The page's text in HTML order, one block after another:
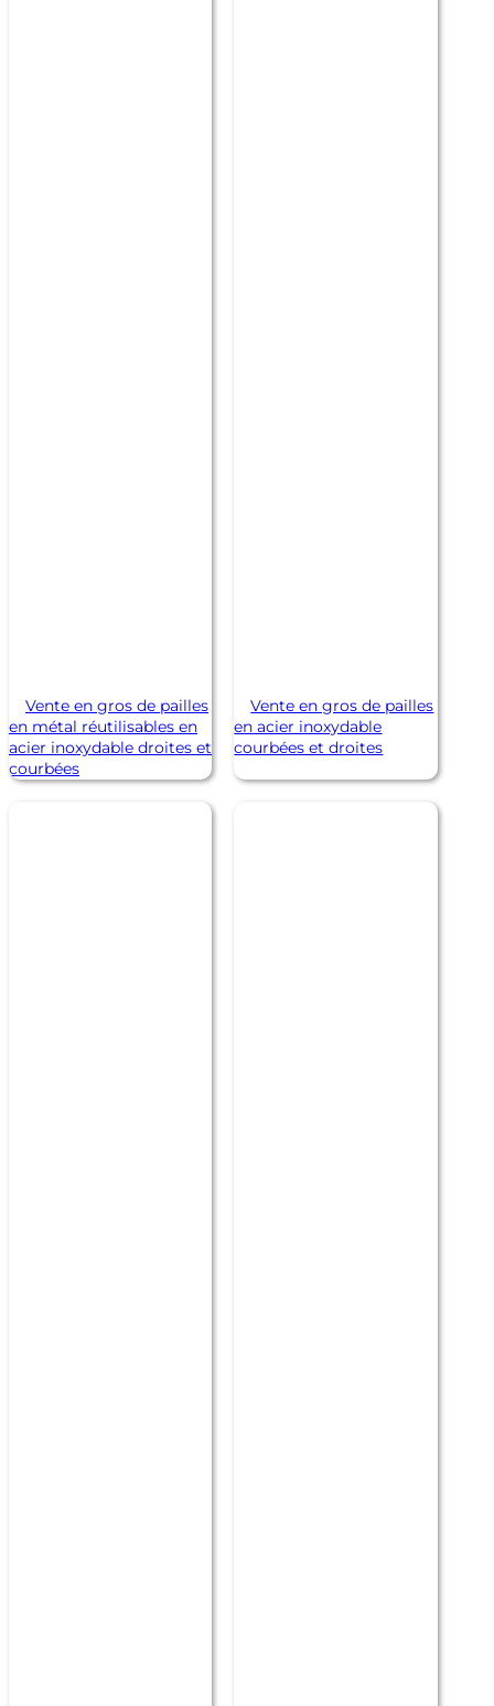
Vente en gros de pailles
en métal réutilisables en
acier inoxydable droites et
courbées
Vente en gros de pailles
en acier inoxydable
courbées et droites